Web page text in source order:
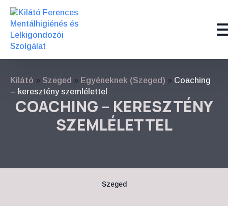
Kilátó » Szeged » Egyéneknek (Szeged) » Coaching
– keresztény szemlélettel
COACHING – KERESZTÉNY
SZEMLÉLETTEL
Szeged